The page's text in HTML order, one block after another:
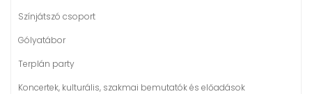
Színjátszó csoport
Gólyatábor
Terplán party
Koncertek, kulturális, szakmai bemutatók és előadások